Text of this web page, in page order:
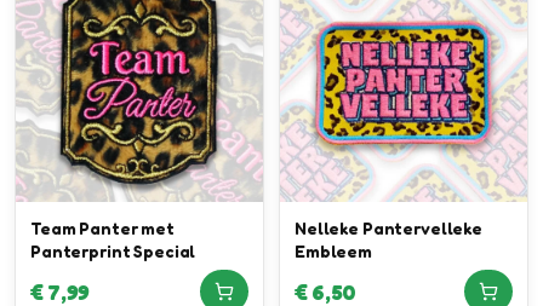
Team Panter met
Panterprint Special
€7,99
Nelleke Pantervelleke
Embleem
€6,50